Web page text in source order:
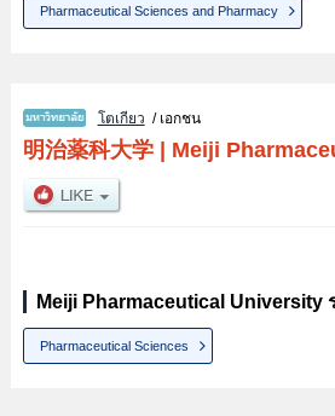
Pharmaceutical Sciences and Pharmacy
โตเกียว / เอกชน
明治薬科大学| Meiji
Meiji Pharmaceutical
Pharmaceutical Sciences